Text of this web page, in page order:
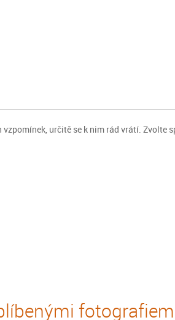
určitě se k nim rád vrátí. Zvolte